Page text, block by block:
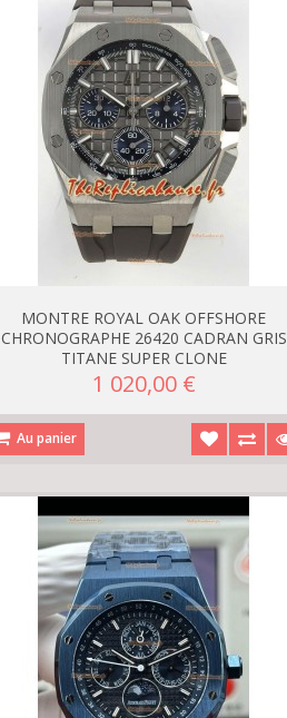
MONTRE ROYAL OAK OFFSHORE
CHRONOGRAPHE 26420 CADRAN GRIS
TITANE SUPER CLONE
1 020,00 €
Au panier